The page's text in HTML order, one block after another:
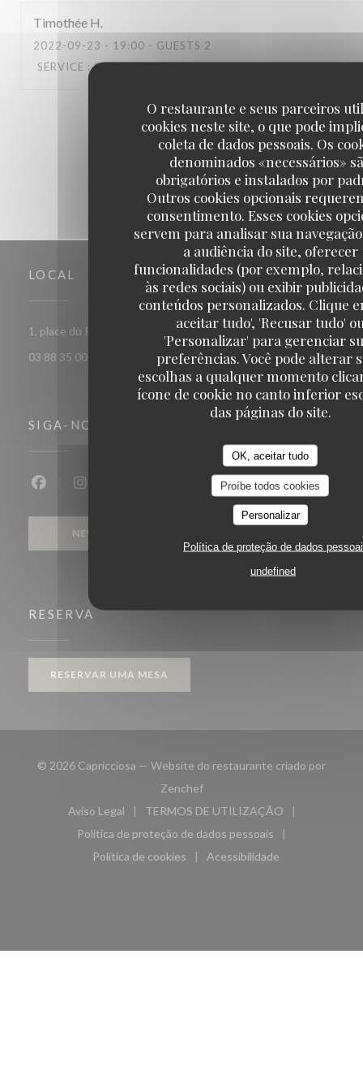
O restaurante e seus parceiros
cookies neste site, o que pode
coleta de dados pessoais. Os
denominados «necessários»
obrigatórios e instalados por
Outros cookies opcionais
consentimento. Esses cookies
servem para analisar sua
a audiência do site, oferecer
funcionalidades (por exemplo,
às redes sociais) ou exibir
conteúdos personalizados. Clique
aceitar tudo', 'Recusar tudo'
'Personalizar' para gerenciar
preferências. Você pode alterar
escolhas a qualquer momento
ícone de cookie no canto inferior
das páginas do site.
OK, aceitar tudo
Proíbe todos cookies
Personalizar
Política de proteção de dados
undefined
Timothée H
2022-09-23 - 19:00 - GUESTS 2
SERVICE : 5/5 AMBIENCE: 5/5 MENU: 5/5 QUALITY_PRICE
1 2 3
LOCAL
1, place du Pont aux chats 67000 Strasbourg((abre numa nova
03 88 35 00 63
SIGA-NOS
Facebook ((abre numa nova janela))
Instagram ((abre numa nova janela))
NEWSLETTER
RESERVA
RESERVAR UMA MESA
© 2026 Capricciosa — Website do restaurante criado por
Zenchef((abre numa nova janela))
Aviso Legal
((abre numa nova janela))
TERMOS DE UTILIZAÇÃO
((abre numa nova janela))
Política de proteção de dados pessoais
((abre numa nova janela))
Política de cookies
((abre numa nova janela))
Acessibilidade